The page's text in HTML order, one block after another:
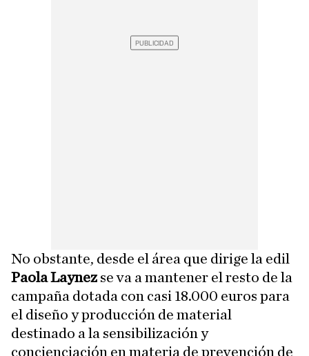
No obstante, desde el área que dirige la edil
Paola Laynezse va a mantener el resto de la
campaña dotada con casi 18.000 euros para
el diseño y producción de material
destinado a la sensibilización y
concienciación en materia de prevención de